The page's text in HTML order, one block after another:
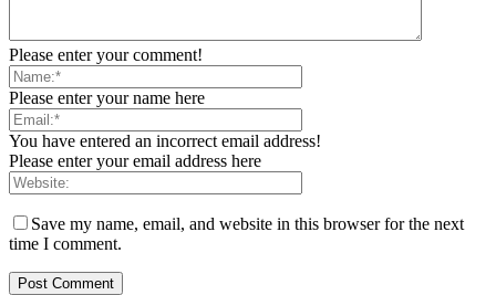
Please enter your comment!
Please enter your name here
You have entered an incorrect email address!
Please enter your email address here
Save my name, email, and website in this browser for the next
time I comment.